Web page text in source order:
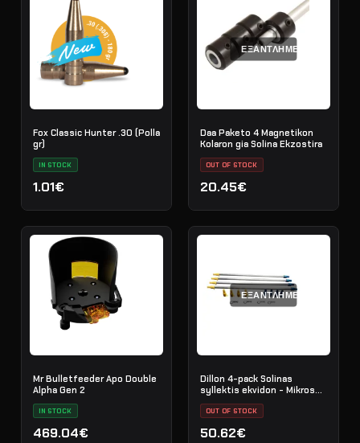
Fox Classic Hunter .30 (Polla
gr)
IN STOCK
1.01€
ΕΞΑΝΤΛΗΜΈΝΟ
Daa Paketo 4 Magnetikon
Kolaron gia Solina Ekzostira
OUT OF STOCK
20.45€
Mr Bulletfeeder Apo Double
Alpha Gen 2
IN STOCK
469.04€
ΕΞΑΝΤΛΗΜΈΝΟ
Dillon 4-pack Solinas
syllektis ekvidon - Mikros
OUT OF STOCK
50.62€